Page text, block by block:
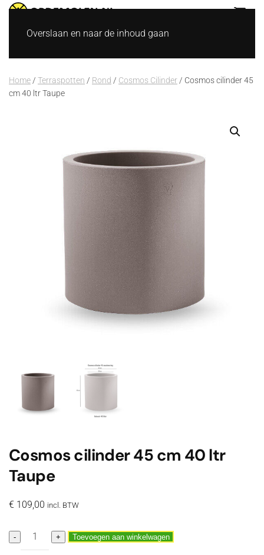
Overslaan en naar de inhoud gaan
Home / Terraspotten / Rond / Cosmos Cilinder / Cosmos cilinder 45
cm 40 ltr Taupe
Cosmos cilinder 45 cm 40 ltr
Taupe
€ 109,00 incl. BTW
-
Cosmos
cilinder
+ Toevoegen aan winkelwagen